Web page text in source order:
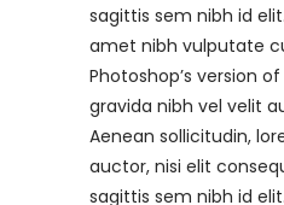
sagittis sem nibh id
amet nibh vulputate
Photoshop’s version
gravida nibh vel velit
Aenean sollicitudin,
auctor, nisi elit
sagittis sem nibh id